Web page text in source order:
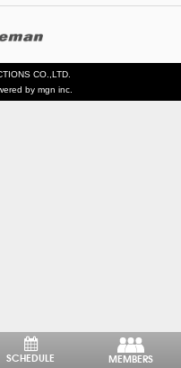
CO.,LTD.
by mgn inc.
SCHEDULE MEMBERS